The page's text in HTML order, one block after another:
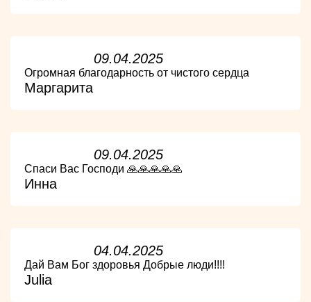
09.04.2025
Огромная благодарность от чистого сердца
Маргарита
09.04.2025
Спаси Вас Господи 🙏🙏🙏🙏🙏
Инна
04.04.2025
Дай Вам Бог здоровья Добрые люди!!!!
Julia